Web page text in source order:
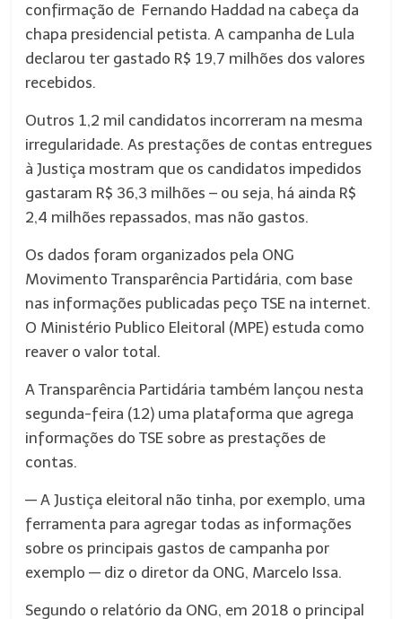
confirmação de Fernando Haddad na cabeça da
chapa presidencial petista. A campanha de Lula
declarou ter gastado R$ 19,7 milhões dos valores
recebidos.
Outros 1,2 mil candidatos incorreram na mesma
irregularidade. As prestações de contas entregues
à Justiça mostram que os candidatos impedidos
gastaram R$ 36,3 milhões – ou seja, há ainda R$
2,4 milhões repassados, mas não gastos.
Os dados foram organizados pela ONG
Movimento Transparência Partidária, com base
nas informações publicadas peço TSE na internet.
O Ministério Publico Eleitoral (MPE) estuda como
reaver o valor total.
A Transparência Partidária também lançou nesta
segunda-feira (12) uma plataforma que agrega
informações do TSE sobre as prestações de
contas.
— A Justiça eleitoral não tinha, por exemplo, uma
ferramenta para agregar todas as informações
sobre os principais gastos de campanha por
exemplo — diz o diretor da ONG, Marcelo Issa.
Segundo o relatório da ONG, em 2018 o principal